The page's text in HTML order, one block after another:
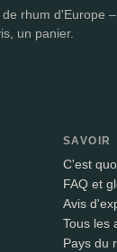
rhum d'Europe
un panier.
SAVOIR
C'est
FAQ et
Avis
Tous les
Pays du